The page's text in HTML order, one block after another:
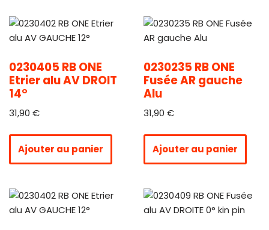
0230405 RB ONE
Etrier alu AV DROIT
14°
31,90 €
Ajouter au panier
0230235 RB ONE
Fusée AR gauche
Alu
31,90 €
Ajouter au panier